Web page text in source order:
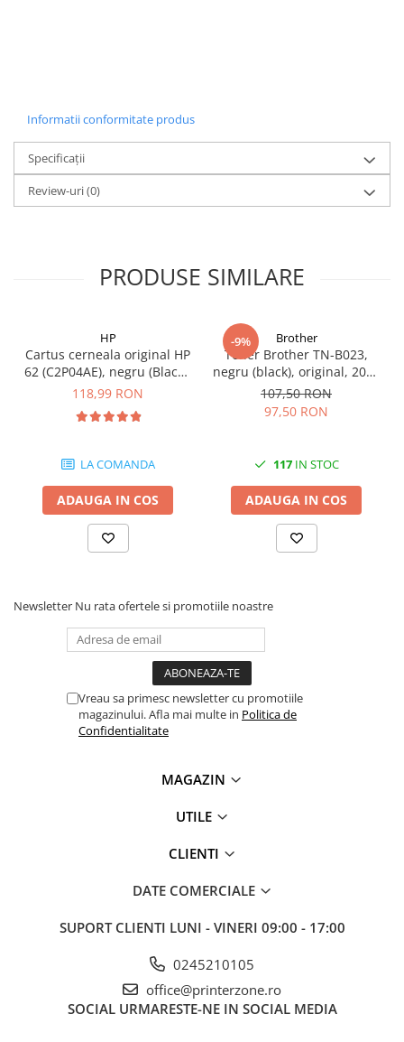
SSD-uri interne
Hard disk-uri interne
Placi video profesionale
SSD-uri externe
Hard disk-uri externe
Placi captura
Adaptoare PCI / PCIe
Periferice PC
Kit mouse si tastatura
Web-cam-uri si sisteme
videoconferinta
Accesorii PC
Conectori & mufe retea
Rack-uri & accesorii rack
Injectoare PoE
Informatii conformitate produs
Specificații
Review-uri(0)
PRODUSE SIMILARE
HP
Cartus cerneala original HP
62 (C2P04AE), negru (Black),
200 pagini
118,99 RON
LA COMANDA
ADAUGA IN COS
-9% Brother
Toner Brother TN-B023,
negru (black), original, 2000
pagini
107,50 RON
97,50 RON
117IN STOC
ADAUGA IN COS
Newsletter Nu rata ofertele si promotiile noastre
Vreau sa primesc newsletter cu promotiile
magazinului. Afla mai multe in Politica de
Confidentialitate
MAGAZIN
UTILE
CLIENTI
DATE COMERCIALE
SUPORT CLIENTI LUNI - VINERI 09:00 - 17:00
0245210105
office@printerzone.ro
SOCIAL URMARESTE-NE IN SOCIAL MEDIA